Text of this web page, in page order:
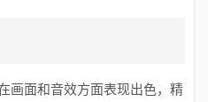
画面和音效方面表现出色，精